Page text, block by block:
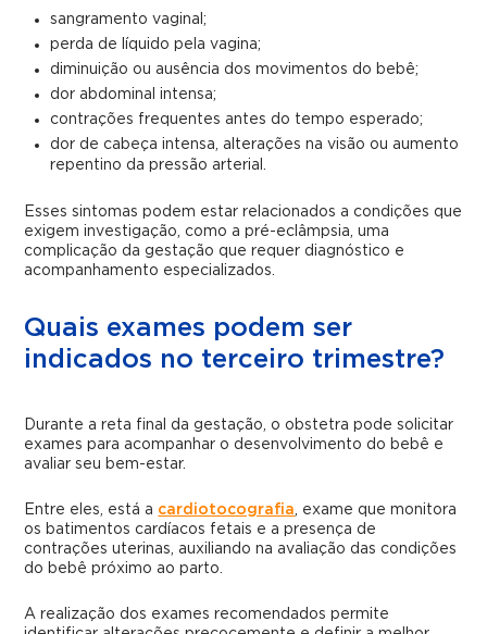
sangramento vaginal;
perda de líquido pela vagina;
diminuição ou ausência dos movimentos do bebê;
dor abdominal intensa;
contrações frequentes antes do tempo esperado;
dor de cabeça intensa, alterações na visão ou aumento
repentino da pressão arterial.
Esses sintomas podem estar relacionados a condições que
exigem investigação, como a pré-eclâmpsia, uma
complicação da gestação que requer diagnóstico e
acompanhamento especializados.
Quais exames podem ser
indicados no terceiro trimestre?
Durante a reta final da gestação, o obstetra pode solicitar
exames para acompanhar o desenvolvimento do bebê e
avaliar seu bem-estar.
Entre eles, está a cardiotocografia, exame que monitora
os batimentos cardíacos fetais e a presença de
contrações uterinas, auxiliando na avaliação das condições
do bebê próximo ao parto.
A realização dos exames recomendados permite